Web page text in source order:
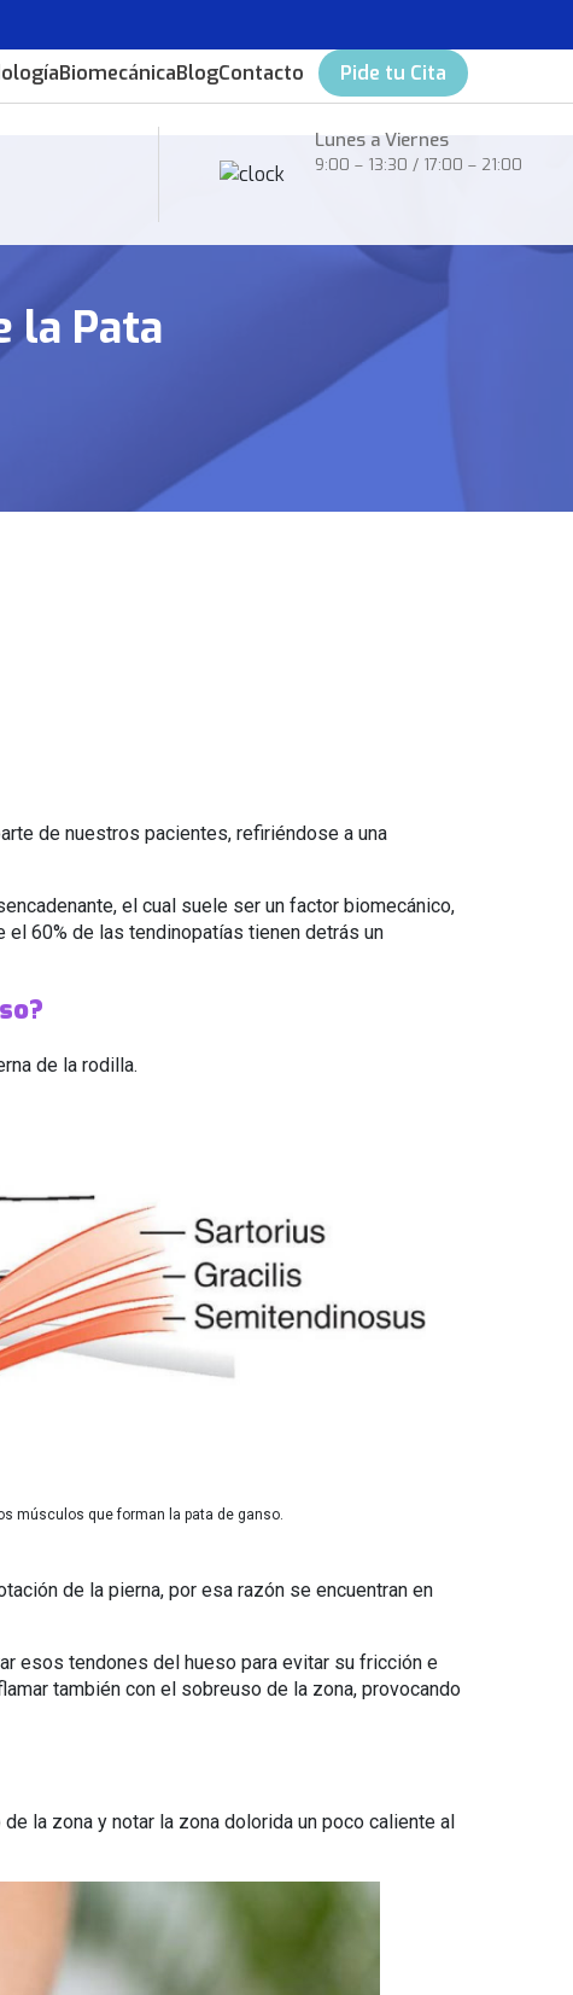
BiomecánicaBlogContacto Pide tu Cita
Lunes a Viernes
9:00 – 13:30 / 17:00 – 21:00
la Pata
de nuestros pacientes, refiriéndose a una
el cual suele ser un factor biomecánico,
60% de las tendinopatías tienen detrás un
de la rodilla.
músculos que forman la pata de ganso.
de la pierna, por esa razón se encuentran en
esos tendones del hueso para evitar su fricción e
también con el sobreuso de la zona, provocando
la zona y notar la zona dolorida un poco caliente al